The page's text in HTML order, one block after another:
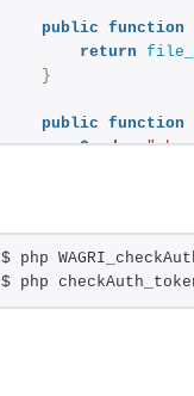
public function
return
}
public function
$cmd = "php
public function
if(empty(
echo
$ php
$ php